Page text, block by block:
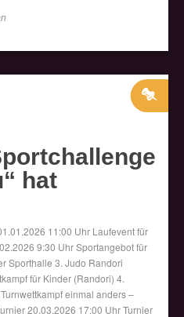
hat
11:00 Uhr Laufevent für
9:30 Uhr Sportangebot für
Sporthalle 3. Judo Randori
für Kinder (Randori) 4.
einmal anders –
20.03.2026 17:00 Uhr Turnier